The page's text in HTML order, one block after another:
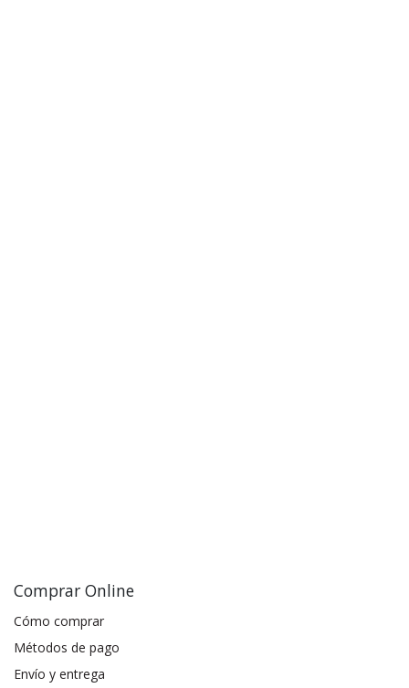
Comprar Online
Cómo comprar
Métodos de pago
Envío y entrega